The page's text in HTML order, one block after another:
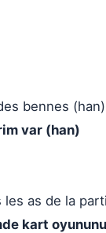
bennes (han)
var (han)
as de la
kart